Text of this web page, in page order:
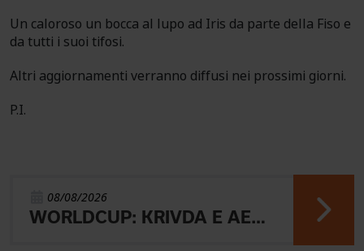
08/08/2026
WORLDCUP: KRIVDA E AEBERSOLD VINCONO LA MIDDLE
Un caloroso un bocca al lupo ad Iris da parte della Fiso e
da tutti i suoi tifosi.
Altri aggiornamenti verranno diffusi nei prossimi giorni.
P.I.